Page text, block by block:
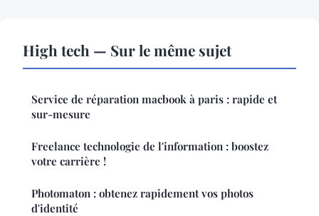
High tech — Sur le même sujet
Service de réparation macbook à paris : rapide et
sur-mesure
Freelance technologie de l'information : boostez
votre carrière !
Photomaton : obtenez rapidement vos photos
d'identité